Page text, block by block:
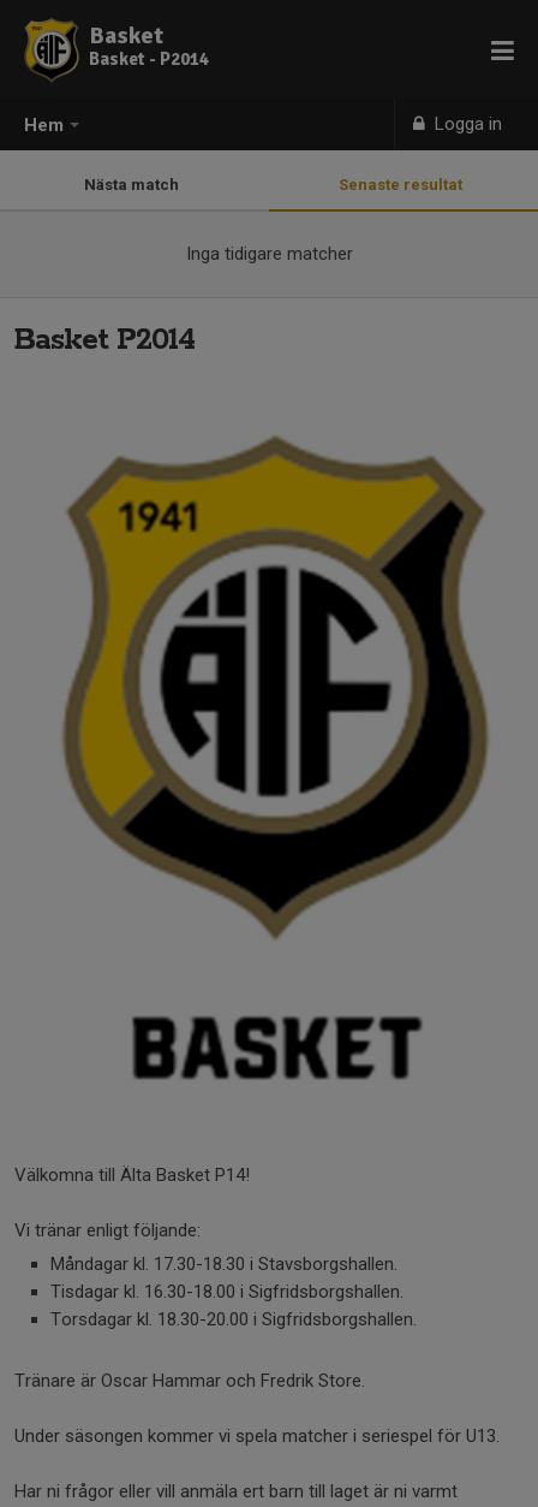
Hem Logga in
Basket
Basket - P2014
Nästa match Senaste resultat
Inga tidigare matcher
Basket P2014
Välkomna till Älta Basket P14!
Vi tränar enligt följande:
Måndagar kl. 17.30-18.30 i Stavsborgshallen.
Tisdagar kl. 16.30-18.00 i Sigfridsborgshallen.
Torsdagar kl. 18.30-20.00 i Sigfridsborgshallen.
Tränare är Oscar Hammar och Fredrik Store.
Under säsongen kommer vi spela matcher i seriespel för U13.
Har ni frågor eller vill anmäla ert barn till laget är ni varmt